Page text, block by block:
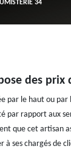
34
des
par le haut ou
par rapport aux
que cet artisan
à ses chargés de